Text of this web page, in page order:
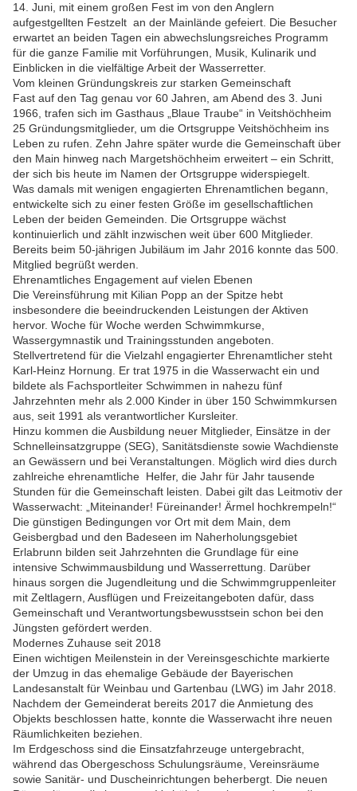
14. Juni, mit einem großen Fest im von den Anglern
aufgestgellten Festzelt an der Mainlände gefeiert. Die Besucher
erwartet an beiden Tagen ein abwechslungsreiches Programm
für die ganze Familie mit Vorführungen, Musik, Kulinarik und
Einblicken in die vielfältige Arbeit der Wasserretter.
Vom kleinen Gründungskreis zur starken Gemeinschaft
Fast auf den Tag genau vor 60 Jahren, am Abend des 3. Juni
1966, trafen sich im Gasthaus „Blaue Traube“ in Veitshöchheim
25 Gründungsmitglieder, um die Ortsgruppe Veitshöchheim ins
Leben zu rufen. Zehn Jahre später wurde die Gemeinschaft über
den Main hinweg nach Margetshöchheim erweitert – ein Schritt,
der sich bis heute im Namen der Ortsgruppe widerspiegelt.
Was damals mit wenigen engagierten Ehrenamtlichen begann,
entwickelte sich zu einer festen Größe im gesellschaftlichen
Leben der beiden Gemeinden. Die Ortsgruppe wächst
kontinuierlich und zählt inzwischen weit über 600 Mitglieder.
Bereits beim 50-jährigen Jubiläum im Jahr 2016 konnte das 500.
Mitglied begrüßt werden.
Ehrenamtliches Engagement auf vielen Ebenen
Die Vereinsführung mit Kilian Popp an der Spitze hebt
insbesondere die beeindruckenden Leistungen der Aktiven
hervor. Woche für Woche werden Schwimmkurse,
Wassergymnastik und Trainingsstunden angeboten.
Stellvertretend für die Vielzahl engagierter Ehrenamtlicher steht
Karl-Heinz Hornung. Er trat 1975 in die Wasserwacht ein und
bildete als Fachsportleiter Schwimmen in nahezu fünf
Jahrzehnten mehr als 2.000 Kinder in über 150 Schwimmkursen
aus, seit 1991 als verantwortlicher Kursleiter.
Hinzu kommen die Ausbildung neuer Mitglieder, Einsätze in der
Schnelleinsatzgruppe (SEG), Sanitätsdienste sowie Wachdienste
an Gewässern und bei Veranstaltungen. Möglich wird dies durch
zahlreiche ehrenamtliche Helfer, die Jahr für Jahr tausende
Stunden für die Gemeinschaft leisten. Dabei gilt das Leitmotiv der
Wasserwacht: „Miteinander! Füreinander! Ärmel hochkrempeln!“
Die günstigen Bedingungen vor Ort mit dem Main, dem
Geisbergbad und den Badeseen im Naherholungsgebiet
Erlabrunn bilden seit Jahrzehnten die Grundlage für eine
intensive Schwimmausbildung und Wasserrettung. Darüber
hinaus sorgen die Jugendleitung und die Schwimmgruppenleiter
mit Zeltlagern, Ausflügen und Freizeitangeboten dafür, dass
Gemeinschaft und Verantwortungsbewusstsein schon bei den
Jüngsten gefördert werden.
Modernes Zuhause seit 2018
Einen wichtigen Meilenstein in der Vereinsgeschichte markierte
der Umzug in das ehemalige Gebäude der Bayerischen
Landesanstalt für Weinbau und Gartenbau (LWG) im Jahr 2018.
Nachdem der Gemeinderat bereits 2017 die Anmietung des
Objekts beschlossen hatte, konnte die Wasserwacht ihre neuen
Räumlichkeiten beziehen.
Im Erdgeschoss sind die Einsatzfahrzeuge untergebracht,
während das Obergeschoss Schulungsräume, Vereinsräume
sowie Sanitär- und Duscheinrichtungen beherbergt. Die neuen